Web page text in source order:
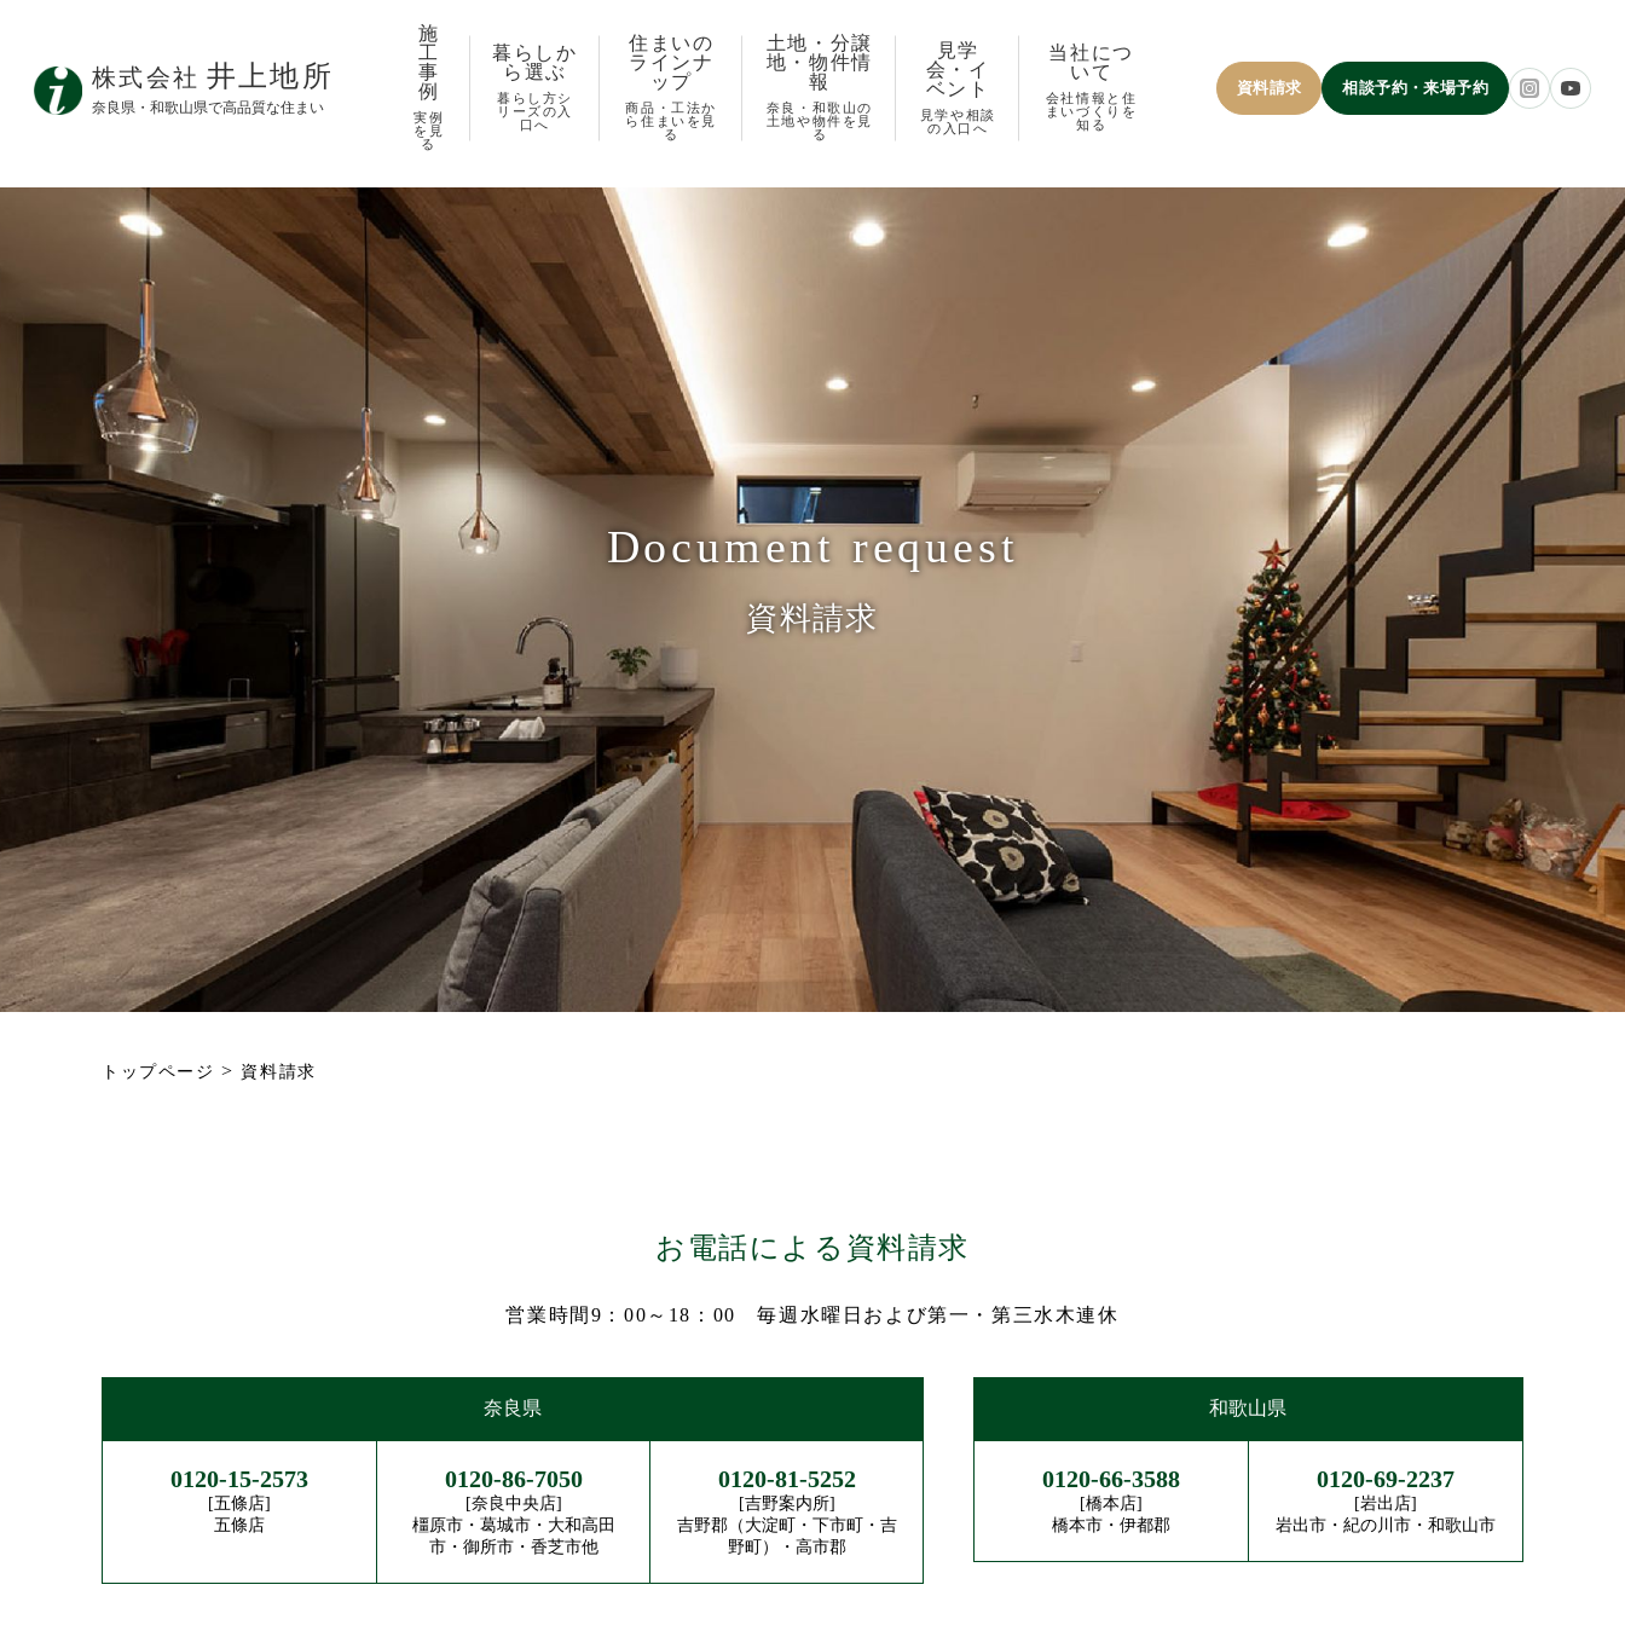
株式会社 井上地所
奈良県・和歌山県で高品質な住まい
施
工
事
例
実例
を見
る
暮らしか
ら選ぶ
暮らし方シ
リーズの入
口へ
住まいの
ラインナ
ップ
商品・工法か
ら住まいを見
る
土地・分譲
地・物件情
報
奈良・和歌山の
土地や物件を見
る
見学
会・イ
ベント
見学や相談
の入口へ
当社につ
いて
会社情報と住
まいづくりを
知る
資料請求 相談予約・来場予約
Document request
資料請求
トップページ > 資料請求
お電話による資料請求
営業時間9：00～18：00 毎週水曜日および第一・第三水木連休
奈良県
0120-15-2573
[五條店]
五條店
0120-86-7050
[奈良中央店]
橿原市・葛城市・大和高田
市・御所市・香芝市他
0120-81-5252
[吉野案内所]
吉野郡（大淀町・下市町・吉
野町）・高市郡
和歌山県
0120-66-3588
[橋本店]
橋本市・伊都郡
0120-69-2237
[岩出店]
岩出市・紀の川市・和歌山市